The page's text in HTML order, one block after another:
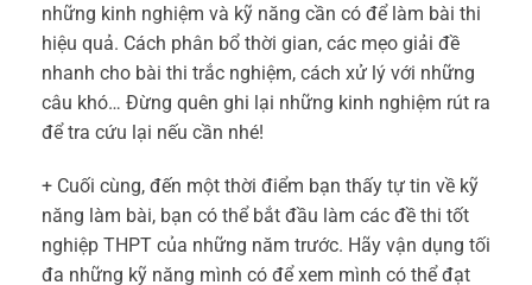
những kinh nghiệm và kỹ năng cần có để làm bài thi
hiệu quả. Cách phân bổ thời gian, các mẹo giải đề
nhanh cho bài thi trắc nghiệm, cách xử lý với những
câu khó… Đừng quên ghi lại những kinh nghiệm rút ra
để tra cứu lại nếu cần nhé!
+ Cuối cùng, đến một thời điểm bạn thấy tự tin về kỹ
năng làm bài, bạn có thể bắt đầu làm các đề thi tốt
nghiệp THPT của những năm trước. Hãy vận dụng tối
đa những kỹ năng mình có để xem mình có thể đạt